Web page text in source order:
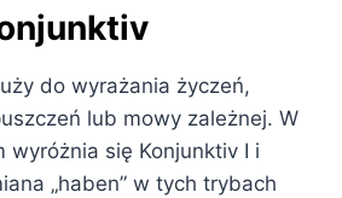
do wyrażania życzeń,
lub mowy zależnej. W
wyróżnia się Konjunktiv I i
„haben” w tych trybach